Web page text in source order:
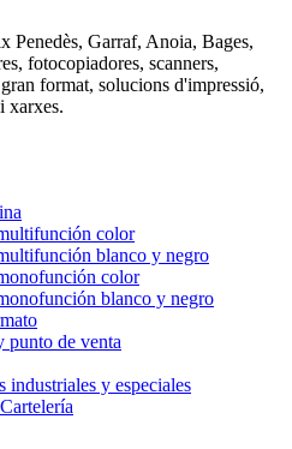
Garraf, Anoia, Bages,
fotocopiadores, scanners,
format, solucions d'impressió,
xarxes.
color
blanco y negro
color
blanco y negro
punto de venta
industriales y especiales